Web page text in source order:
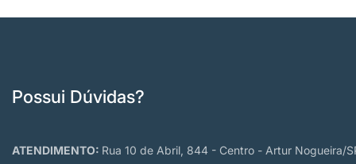
Possui Dúvidas?
ATENDIMENTO: Rua 10 de Abril, 844 - Centro - Artur Nogueira/